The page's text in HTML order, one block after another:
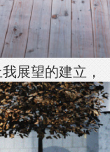
展望的建立，